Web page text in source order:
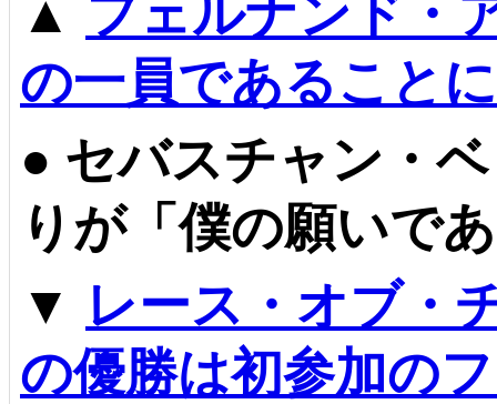
▲ フェルナンド・
の一員であること
● セバスチャン・
りが「僕の願いで
▼ レース・オブ・
の優勝は初参加の